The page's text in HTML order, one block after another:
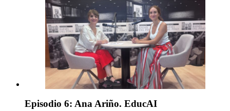
Episodio 6: Ana Ariño. EducAI